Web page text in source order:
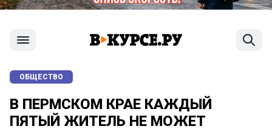
ОБЩЕСТВО
В ПЕРМСКОМ КРАЕ КАЖДЫЙ
ПЯТЫЙ ЖИТЕЛЬ НЕ МОЖЕТ